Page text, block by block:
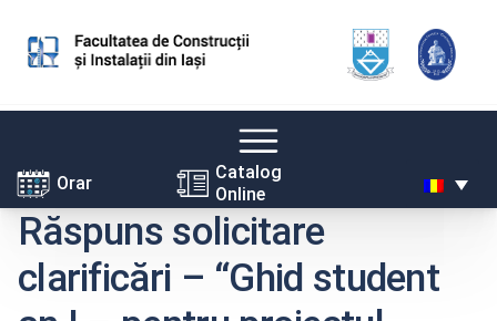
Skip
content
Orar
Catalog
Online
Răspuns solicitare
clarificări – “Ghid student